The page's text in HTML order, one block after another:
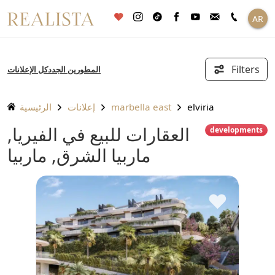
الى
AR
كل الإعلاناتالمطورين الجدد Filters
الرئيسية إعلانات marbella east elviria
developments
العقارات للبيع في الفيريا,
ماربيا الشرق, ماربيا
♥